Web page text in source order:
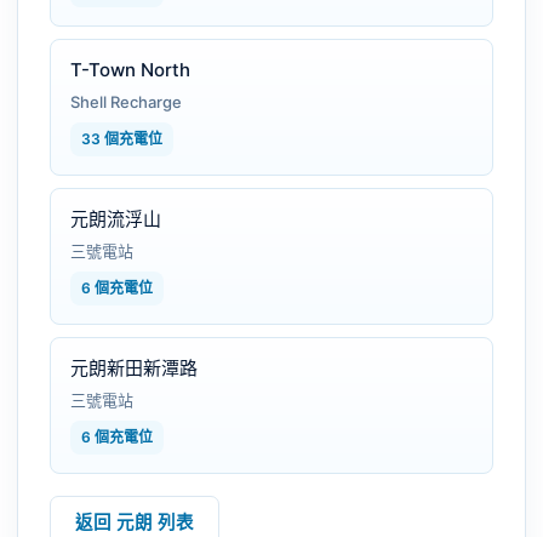
T-Town North
Shell Recharge
33 個充電位
元朗流浮山
三號電站
6 個充電位
元朗新田新潭路
三號電站
6 個充電位
返回 元朗 列表